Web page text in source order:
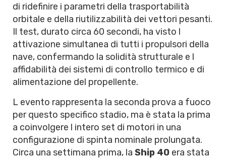
di ridefinire i parametri della trasportabilità
orbitale e della riutilizzabilità dei vettori pesanti.
Il test, durato circa 60 secondi, ha visto l
attivazione simultanea di tutti i propulsori della
nave, confermando la solidità strutturale e l
affidabilità dei sistemi di controllo termico e di
alimentazione del propellente.
L evento rappresenta la seconda prova a fuoco
per questo specifico stadio, ma è stata la prima
a coinvolgere l intero set di motori in una
configurazione di spinta nominale prolungata.
Circa una settimana prima, la Ship 40 era stata